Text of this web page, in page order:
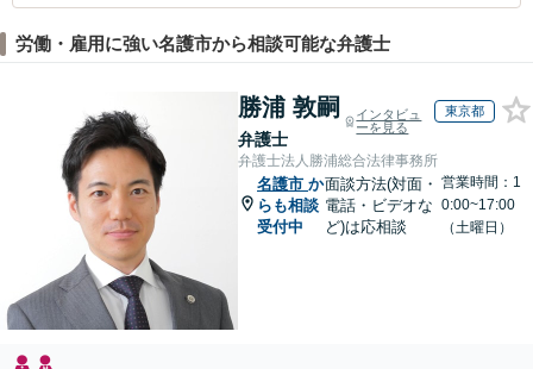
労働・雇用に強い名護市から相談可能な弁護士
勝浦 敦嗣
弁護士
インタビュ
ーを見る
東京都
弁護士法人勝浦総合法律事務所
名護市 か
らも相談
受付中
面談方法(対面・
電話・ビデオな
ど)は応相談
営業時間：1
0:00~17:00
（土曜日）